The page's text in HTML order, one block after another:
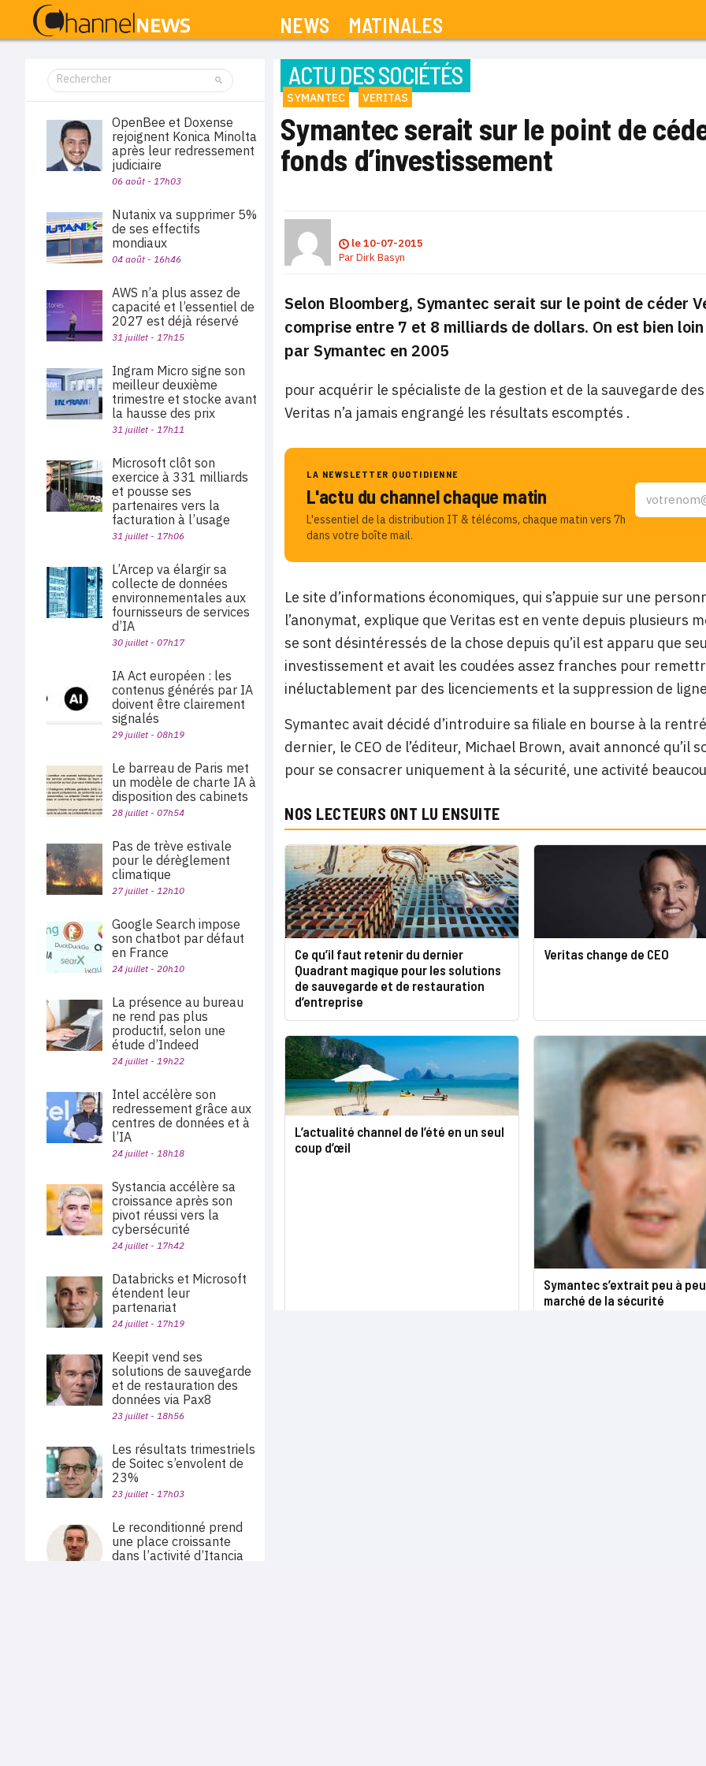
NEWS MATINALES
ACTU DES SOCIÉTÉS
SYMANTEC VERITAS
Symantec serait sur le point de
fonds d’investissement
le10-07-2015
ParDirk Basyn
Selon Bloomberg, Symantec serait sur le point de céder
comprise entre 7 et 8 milliards de dollars. On est bien
par Symantec en 2005
pour acquérir le spécialiste de la gestion et de la sauvegarde
Veritas n’a jamais engrangé les résultats escomptés .
LA NEWSLETTER QUOTIDIENNE
L'actu du channel chaque matin
L'essentiel de la distribution IT & télécoms, chaque matin vers 7h
dans votre boîte mail.
Le site d’informations économiques, qui s’appuie sur une
l’anonymat, explique que Veritas est en vente depuis plusieurs
se sont désintéressés de la chose depuis qu’il est apparu que
investissement et avait les coudées assez franches pour
inéluctablement par des licenciements et la suppression de
Symantec avait décidé d’introduire sa filiale en bourse à la
dernier, le CEO de l’éditeur, Michael Brown, avait annoncé qu’il
pour se consacrer uniquement à la sécurité, une activité
NOS LECTEURS ONT LU ENSUITE
Ce qu’il faut retenir du dernier
Quadrant magique pour les solutions
de sauvegarde et de restauration
d’entreprise
Veritas change de CEO
L’actualité channel de l’été en un seul
coup d’œil
Symantec s’extrait peu à
marché de la sécurité
OpenBee et Doxense
rejoignent Konica Minolta
après leur redressement
judiciaire
06 août - 17h03
Nutanix va supprimer 5%
de ses effectifs
mondiaux
04 août - 16h46
AWS n’a plus assez de
capacité et l’essentiel de
2027 est déjà réservé
31 juillet - 17h15
Ingram Micro signe son
meilleur deuxième
trimestre et stocke avant
la hausse des prix
31 juillet - 17h11
Microsoft clôt son
exercice à 331 milliards
et pousse ses
partenaires vers la
facturation à l’usage
31 juillet - 17h06
L’Arcep va élargir sa
collecte de données
environnementales aux
fournisseurs de services
d’IA
30 juillet - 07h17
IA Act européen : les
contenus générés par IA
doivent être clairement
signalés
29 juillet - 08h19
Le barreau de Paris met
un modèle de charte IA à
disposition des cabinets
28 juillet - 07h54
Pas de trève estivale
pour le dérèglement
climatique
27 juillet - 12h10
Google Search impose
son chatbot par défaut
en France
24 juillet - 20h10
La présence au bureau
ne rend pas plus
productif, selon une
étude d’Indeed
24 juillet - 19h22
Intel accélère son
redressement grâce aux
centres de données et à
l’IA
24 juillet - 18h18
Systancia accélère sa
croissance après son
pivot réussi vers la
cybersécurité
24 juillet - 17h42
Databricks et Microsoft
étendent leur
partenariat
24 juillet - 17h19
Keepit vend ses
solutions de sauvegarde
et de restauration des
données via Pax8
23 juillet - 18h56
Les résultats trimestriels
de Soitec s’envolent de
23%
23 juillet - 17h03
Le reconditionné prend
une place croissante
dans l’activité d’Itancia